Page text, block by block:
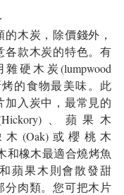
木炭，除價錢外，
各款木炭的特色。有
硬木炭(lumpwood
烤的食物最美味。此
加入炭中，最常見的
、蘋果木
木(Oak)或櫻桃木
和橡木最適合燒烤魚
蘋果木則會散發甜
分肉類。您可把木片